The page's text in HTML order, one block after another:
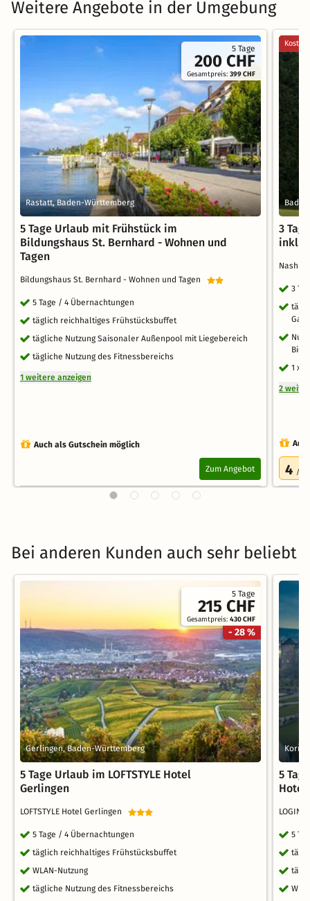
Weitere Angebote in der Umgebung
5 Tage
200 CHF
Gesamtpreis:399 CHF
Rastatt, Baden-Württemberg
5 Tage Urlaub mit Frühstück im
Bildungshaus St. Bernhard - Wohnen und
Tagen
Bildungshaus St. Bernhard - Wohnen und Tagen
5 Tage / 4 Übernachtungen
täglich reichhaltiges Frühstücksbuffet
tägliche Nutzung Saisonaler Außenpool mit Liegebereich
tägliche Nutzung des Fitnessbereichs
1 weitere anzeigen
Auch als Gutschein möglich
Zum Angebot
Bad
3
3
Bio-
1 x
2
4 /5.0
Bei anderen Kunden auch sehr beliebt
5 Tage
215 CHF
Gesamtpreis:430 CHF
- 28 %
Gerlingen, Baden-Württemberg
5 Tage Urlaub im LOFTSTYLE Hotel
Gerlingen
LOFTSTYLE Hotel Gerlingen
5 Tage / 4 Übernachtungen
täglich reichhaltiges Frühstücksbuffet
WLAN-Nutzung
tägliche Nutzung des Fitnessbereichs
5
Hotel
5